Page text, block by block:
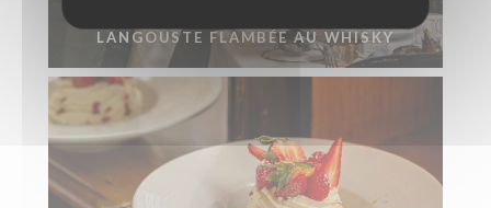
LANGOUSTE FLAMBÉE AU WHISKY